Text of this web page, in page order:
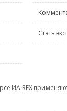
Стать
ИА REX